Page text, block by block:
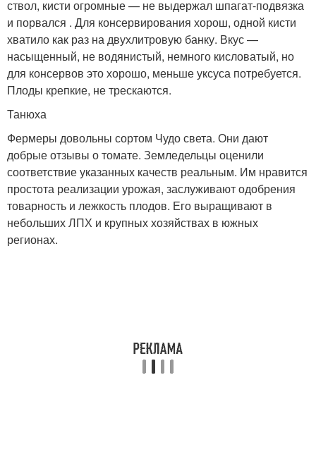
ствол, кисти огромные — не выдержал шпагат-подвязка
и порвался . Для консервирования хорош, одной кисти
хватило как раз на двухлитровую банку. Вкус —
насыщенный, не водянистый, немного кисловатый, но
для консервов это хорошо, меньше уксуса потребуется.
Плоды крепкие, не трескаются.
Танюха
Фермеры довольны сортом Чудо света. Они дают
добрые отзывы о томате. Земледельцы оценили
соответствие указанных качеств реальным. Им нравится
простота реализации урожая, заслуживают одобрения
товарность и лежкость плодов. Его выращивают в
небольших ЛПХ и крупных хозяйствах в южных
регионах.